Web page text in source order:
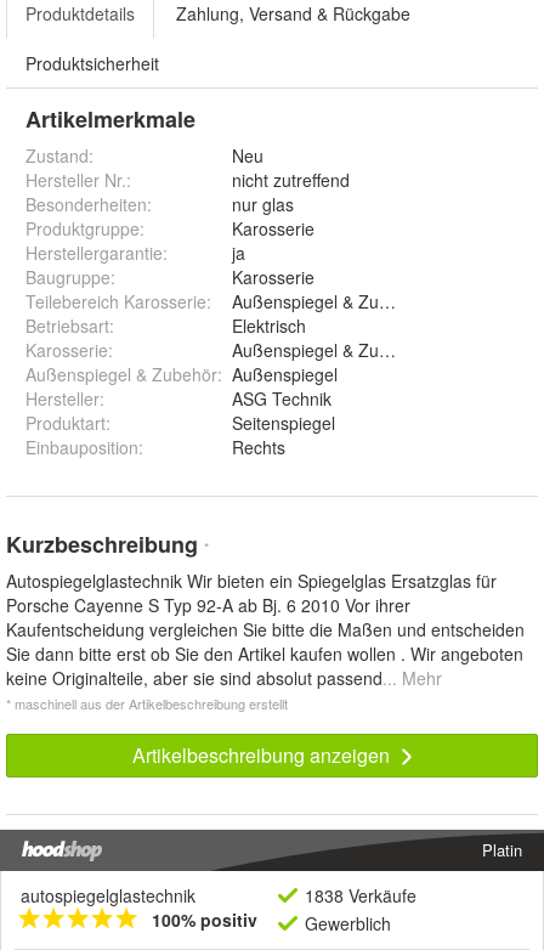
Produktdetails Zahlung, Versand & Rückgabe
Produktsicherheit
Artikelmerkmale
Zustand:
Neu
Hersteller Nr.:
nicht zutreffend
Besonderheiten:
nur glas
Produktgruppe:
Karosserie
Herstellergarantie:
ja
Baugruppe:
Karosserie
Teilebereich Karosserie:
Außenspiegel & Zubehör
Betriebsart:
Elektrisch
Karosserie:
Außenspiegel & Zubehör
Außenspiegel & Zubehör: Außenspiegel
Hersteller:
ASG Technik
Produktart:
Seitenspiegel
Einbauposition: Rechts
Kurzbeschreibung *
Autospiegelglastechnik Wir bieten ein Spiegelglas Ersatzglas für
Porsche Cayenne S Typ 92-A ab Bj. 6 2010 Vor ihrer
Kaufentscheidung vergleichen Sie bitte die Maßen und entscheiden
Sie dann bitte erst ob Sie den Artikel kaufen wollen . Wir angeboten
keine Originalteile, aber sie sind absolut passend... Mehr
* maschinell aus der Artikelbeschreibung erstellt
Artikelbeschreibung anzeigen
Platin
autospiegelglastechnik
100% positiv
1838 Verkäufe
Gewerblich